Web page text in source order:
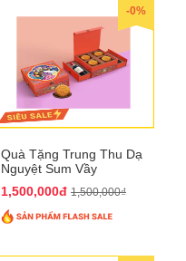
-0%
Quà Tặng Trung Thu Dạ
Nguyệt Sum Vầy
1,500,000đ 1,500,000₫